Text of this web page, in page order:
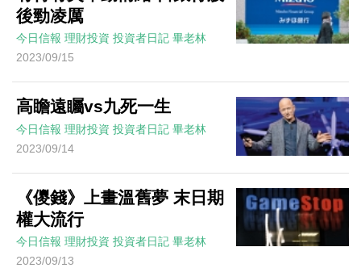
後勁凌厲
今日信報 理財投資 投資者日記 畢老林
2023/09/15
高瞻遠矚vs九死一生
今日信報 理財投資 投資者日記 畢老林
2023/09/14
《儍錢》上畫溫舊夢 末日期
權大流行
今日信報 理財投資 投資者日記 畢老林
2023/09/13